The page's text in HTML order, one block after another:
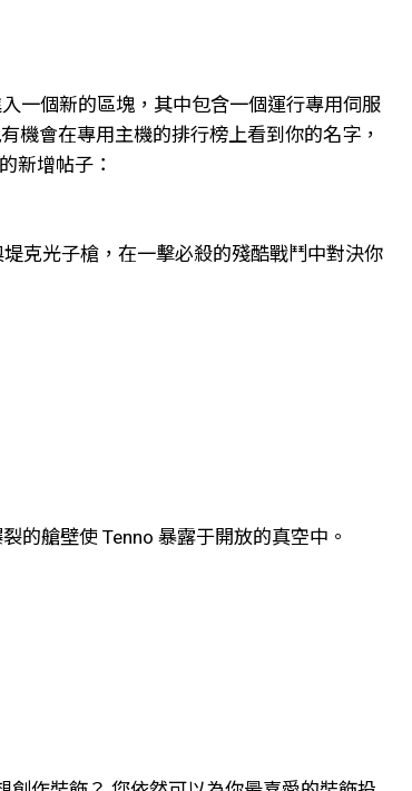
一個新的區塊，其中包含一個運行專用伺服
機會在專用主機的排行榜上看到你的名字，
新增帖子：
克光子槍，在一擊必殺的殘酷戰鬥中對決你
的艙壁使 Tenno 暴露于開放的真空中。